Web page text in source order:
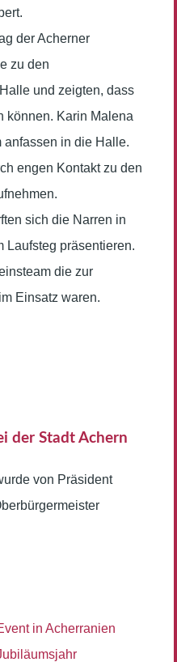
der Acherner
zu den
und zeigten, dass
können. Karin Malena
anfassen in die Halle.
engen Kontakt zu den
sich die Narren in
Laufsteg präsentieren.
die zur
Einsatz waren.
der Stadt Achern
von Präsident
in Acherranien